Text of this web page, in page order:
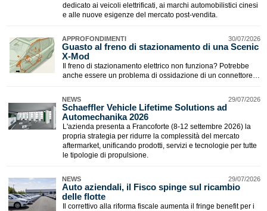
dedicato ai veicoli elettrificati, ai marchi automobilistici cinesi
e alle nuove esigenze del mercato post-vendita.
APPROFONDIMENTI 30/07/2026
Guasto al freno di stazionamento di una Scenic
X-Mod
Il freno di stazionamento elettrico non funziona? Potrebbe
anche essere un problema di ossidazione di un connettore…
NEWS 29/07/2026
​Schaeffler Vehicle Lifetime Solutions ad
Automechanika 2026
L'azienda presenta a Francoforte (8-12 settembre 2026) la
propria strategia per ridurre la complessità del mercato
aftermarket, unificando prodotti, servizi e tecnologie per tutte
le tipologie di propulsione.
NEWS 29/07/2026
Auto aziendali, il Fisco spinge sul ricambio
delle flotte
Il correttivo alla riforma fiscale aumenta il fringe benefit per i